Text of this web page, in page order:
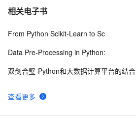
相关电子书
查看更多
From Python Scikit-Learn to Sc
Data Pre-Processing in Python:
双剑合璧-Python和大数据计算平台的结合